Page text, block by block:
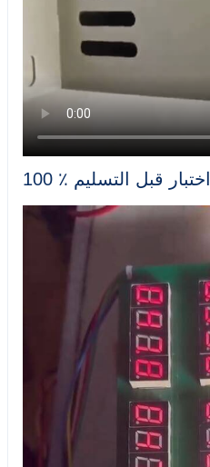
100 ٪ اختبار قبل التسليم